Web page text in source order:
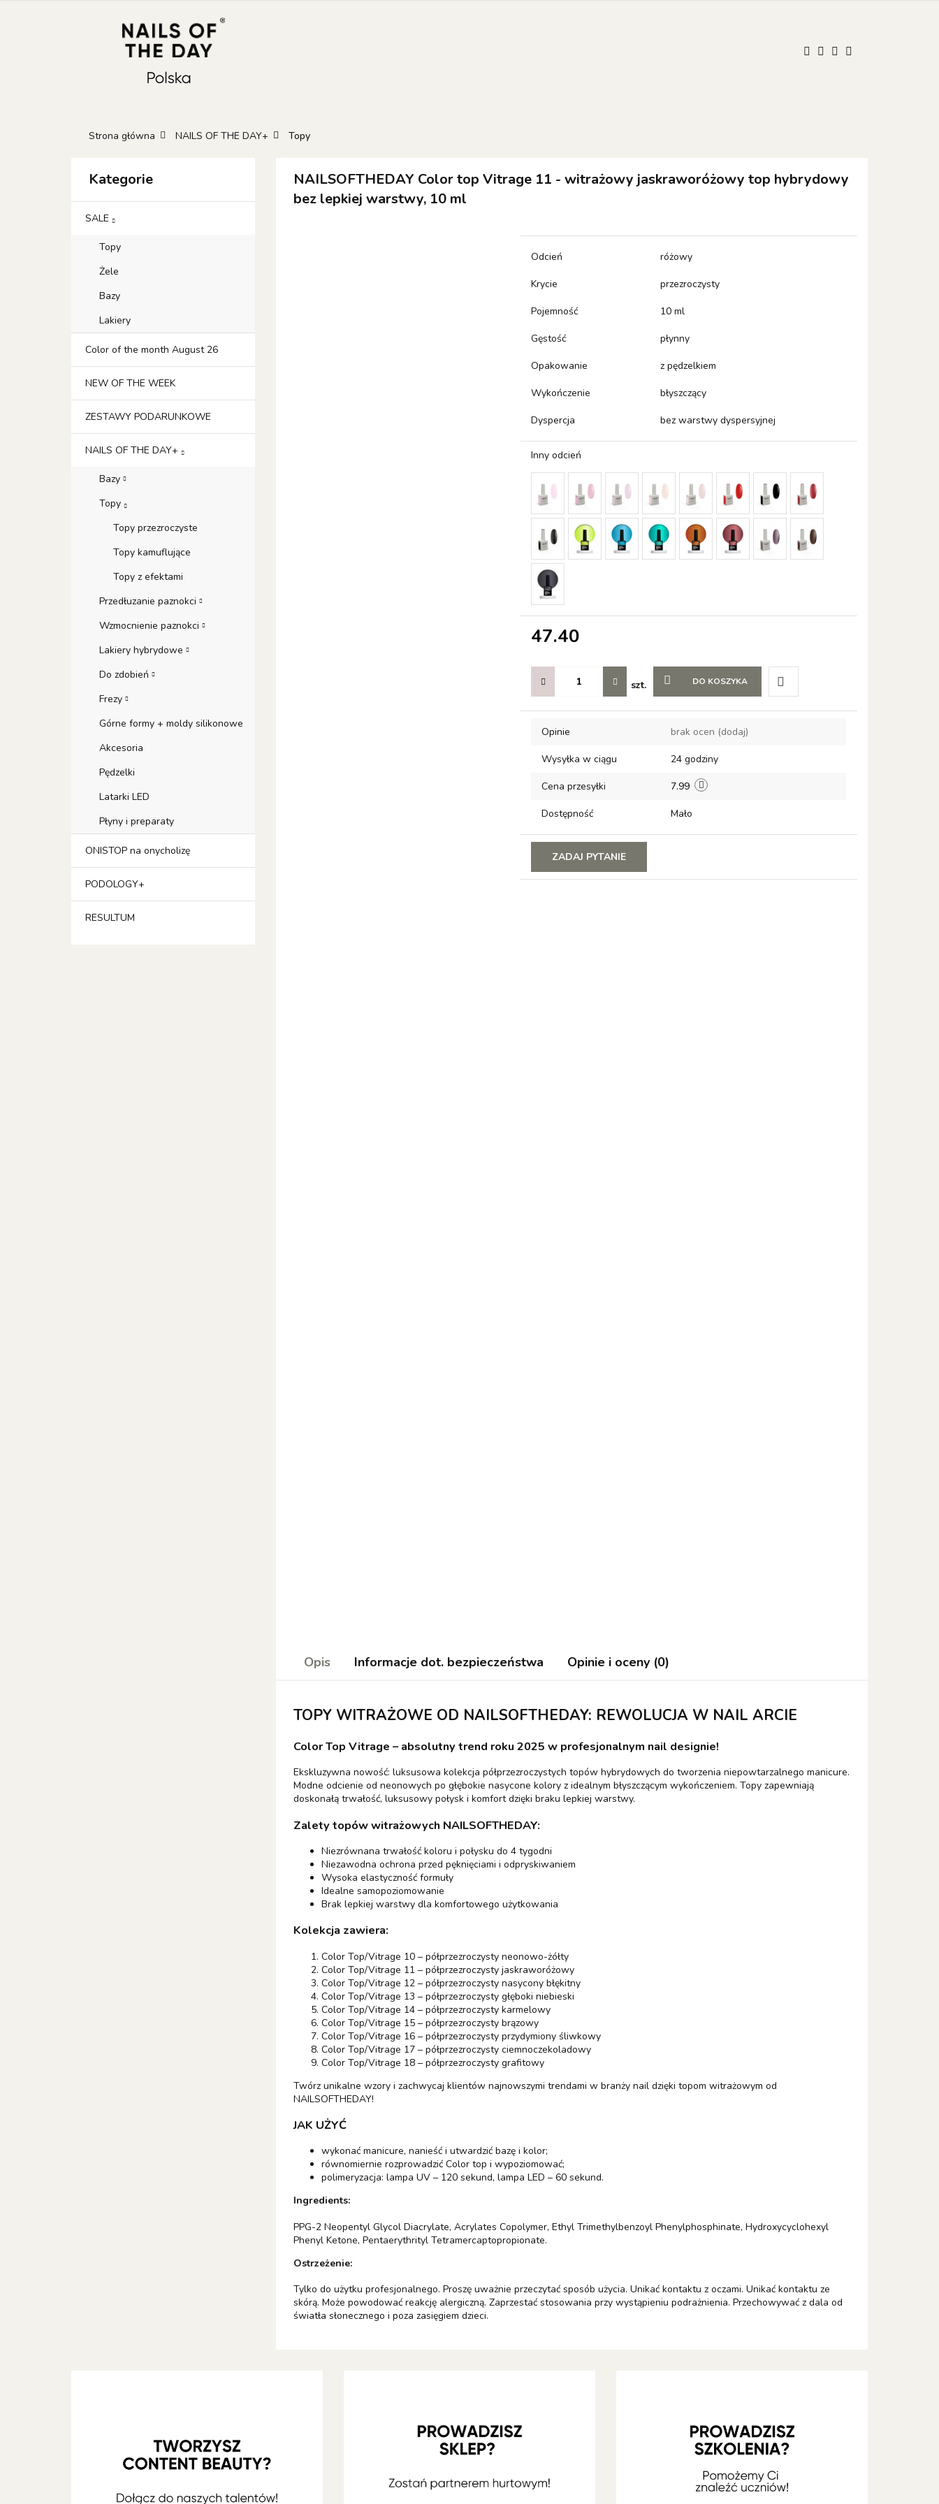
KATEGORIE
Strona główna NAILS OF THE DAY+ Topy
Kategorie
SALE
Topy
Żele
Bazy
Lakiery
Color of the month August 26
NEW OF THE WEEK
ZESTAWY PODARUNKOWE
NAILS OF THE DAY+
Bazy
Topy
Topy przezroczyste
Topy kamuflujące
Topy z efektami
Przedłuzanie paznokci
Wzmocnienie paznokci
Lakiery hybrydowe
Do zdobień
Frezy
Górne formy + moldy silikonowe
Akcesoria
Pędzelki
Latarki LED
Płyny i preparaty
ONISTOP na onycholizę
PODOLOGY+
RESULTUM
NAILSOFTHEDAY Color top Vitrage 11 - witrażowy jaskraworóżowy top hybrydowy
bez lepkiej warstwy, 10 ml
Odcień różowy
Krycie przezroczysty
Pojemność 10 ml
Gęstość płynny
Opakowanie z pędzelkiem
Wykończenie błyszczący
Dyspercja bez warstwy dyspersyjnej
Inny odcień
47.40
szt. DO KOSZYKA
Do
Opinie brak ocen (dodaj)
Wysyłka w ciągu 24 godziny
Cena przesyłki 7.99
Dostępność Mało
ZADAJ PYTANIE
Opis Informacje dot. bezpieczeństwa Opinie i oceny (0)
TOPY WITRAŻOWE OD NAILSOFTHEDAY: REWOLUCJA W NAIL ARCIE
Color Top Vitrage – absolutny trend roku 2025 w profesjonalnym nail designie!
Ekskluzywna nowość: luksusowa kolekcja półprzezroczystych topów hybrydowych do tworzenia niepowtarzalnego manicure.
Modne odcienie od neonowych po głębokie nasycone kolory z idealnym błyszczącym wykończeniem. Topy zapewniają
doskonałą trwałość, luksusowy połysk i komfort dzięki braku lepkiej warstwy.
Zalety topów witrażowych NAILSOFTHEDAY:
Niezrównana trwałość koloru i połysku do 4 tygodni
Niezawodna ochrona przed pęknięciami i odpryskiwaniem
Wysoka elastyczność formuły
Idealne samopoziomowanie
Brak lepkiej warstwy dla komfortowego użytkowania
Kolekcja zawiera:
Color Top/Vitrage 10 – półprzezroczysty neonowo-żółty
Color Top/Vitrage 11 – półprzezroczysty jaskraworóżowy
Color Top/Vitrage 12 – półprzezroczysty nasycony błękitny
Color Top/Vitrage 13 – półprzezroczysty głęboki niebieski
Color Top/Vitrage 14 – półprzezroczysty karmelowy
Color Top/Vitrage 15 – półprzezroczysty brązowy
Color Top/Vitrage 16 – półprzezroczysty przydymiony śliwkowy
Color Top/Vitrage 17 – półprzezroczysty ciemnoczekoladowy
Color Top/Vitrage 18 – półprzezroczysty grafitowy
Twórz unikalne wzory i zachwycaj klientów najnowszymi trendami w branży nail dzięki topom witrażowym od
NAILSOFTHEDAY!
JAK UŻYĆ
wykonać manicure, nanieść i utwardzić bazę i kolor;
równomiernie rozprowadzić Color top i wypoziomować;
polimeryzacja: lampa UV – 120 sekund, lampa LED – 60 sekund.
Ingredients:
PPG-2 Neopentyl Glycol Diacrylate, Acrylates Copolymer, Ethyl Trimethylbenzoyl Phenylphosphinate, Hydroxycyclohexyl
Phenyl Ketone, Pentaerythrityl Tetramercaptopropionate.
Ostrzeżenie:
Tylko do użytku profesjonalnego. Proszę uważnie przeczytać sposób użycia. Unikać kontaktu z oczami. Unikać kontaktu ze
skórą. Może powodować reakcję alergiczną. Zaprzestać stosowania przy wystąpieniu podrażnienia. Przechowywać z dala od
światła słonecznego i poza zasięgiem dzieci.